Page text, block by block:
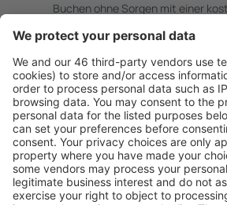
Buchen ohne Sorgen mit einer
Mehr sparen
Attraktive Preise und
Benutzer.
Unterkünfte, die Sie mögen
Wählen Sie aus über 1,3 Millionen
Hütten, Apartments und andere.